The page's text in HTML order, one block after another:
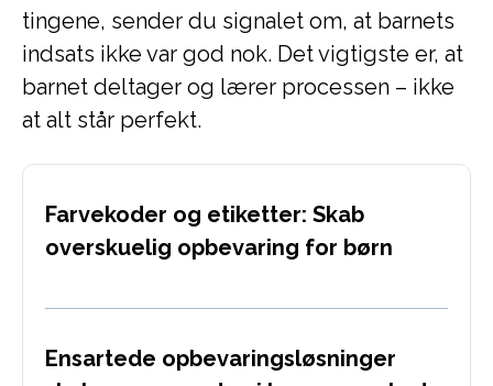
tingene, sender du signalet om, at barnets
indsats ikke var god nok. Det vigtigste er, at
barnet deltager og lærer processen – ikke
at alt står perfekt.
Farvekoder og etiketter: Skab
overskuelig opbevaring for børn
Ensartede opbevaringsløsninger